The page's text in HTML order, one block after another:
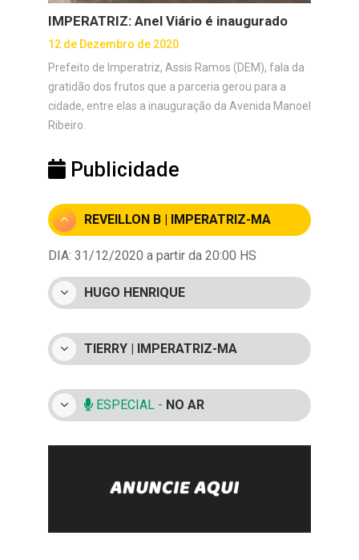
IMPERATRIZ: Anel Viário é inaugurado
12 de Dezembro de 2020
Prefeito de Imperatriz, Assis Ramos (DEM), fala da
gratidão dos frutos que a parceria gerou para a
cidade, entre elas a inauguração da Avenida Manoel
Ribeiro.
Publicidade
REVEILLON B | IMPERATRIZ-MA
DIA: 31/12/2020 a partir da 20:00 HS
HUGO HENRIQUE
TIERRY | IMPERATRIZ-MA
ESPECIAL - NO AR